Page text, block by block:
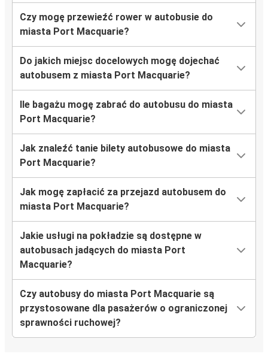
Czy mogę przewieźć rower w autobusie do
miasta Port Macquarie?
Do jakich miejsc docelowych mogę dojechać
autobusem z miasta Port Macquarie?
Ile bagażu mogę zabrać do autobusu do miasta
Port Macquarie?
Jak znaleźć tanie bilety autobusowe do miasta
Port Macquarie?
Jak mogę zapłacić za przejazd autobusem do
miasta Port Macquarie?
Jakie usługi na pokładzie są dostępne w
autobusach jadących do miasta Port
Macquarie?
Czy autobusy do miasta Port Macquarie są
przystosowane dla pasażerów o ograniczonej
sprawności ruchowej?